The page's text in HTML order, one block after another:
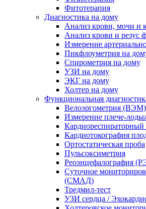
Фитотерапия
Диагностика на дому
Анализ крови, мочи и
Анализ крови и резус
Измерение
Пикфлоуметрия на
Спирометрия на дому
УЗИ на дому
ЭКГ на дому
Холтер на дому
Функциональная
Велоэргометрия (ВЭМ)
Измерение плече-
Кардиотокография
Ортостатическая проба
Пульсоксиметрия
Реоэнцефалография
Суточное
(СМАД)
Тредмил-тест
УЗИ сердца /